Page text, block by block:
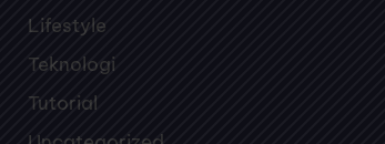
Lifestyle
Teknologi
Tutorial